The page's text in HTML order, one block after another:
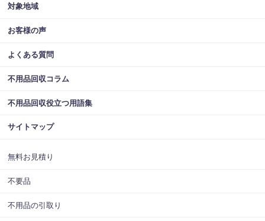
対象地域
お客様の声
よくある質問
不用品回収コラム
不用品回収役立つ用語集
サイトマップ
無料お見積り
不要品
不用品の引取り